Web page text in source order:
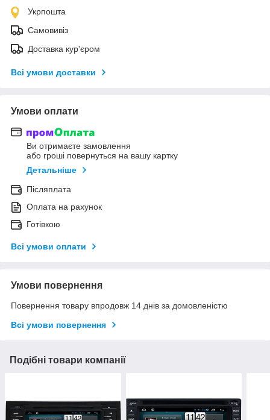
Укрпошта
Самовивіз
Доставка кур'єром
Всі умови доставки
Умови оплати
Ви отримаєте замовлення
або гроші повернуться на вашу картку
Детальніше
Післяплата
Оплата на рахунок
Готівкою
Всі умови оплати
Умови повернення
Повернення товару впродовж 14 днів за домовленістю
Всі умови повернення
Подібні товари компанії